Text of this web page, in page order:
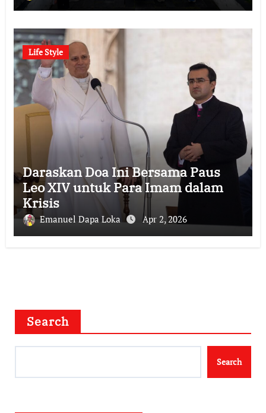
Life Style
Daraskan Doa Ini Bersama Paus
Leo XIV untuk Para Imam dalam
Krisis
Emanuel Dapa Loka Apr 2, 2026
Search
Search